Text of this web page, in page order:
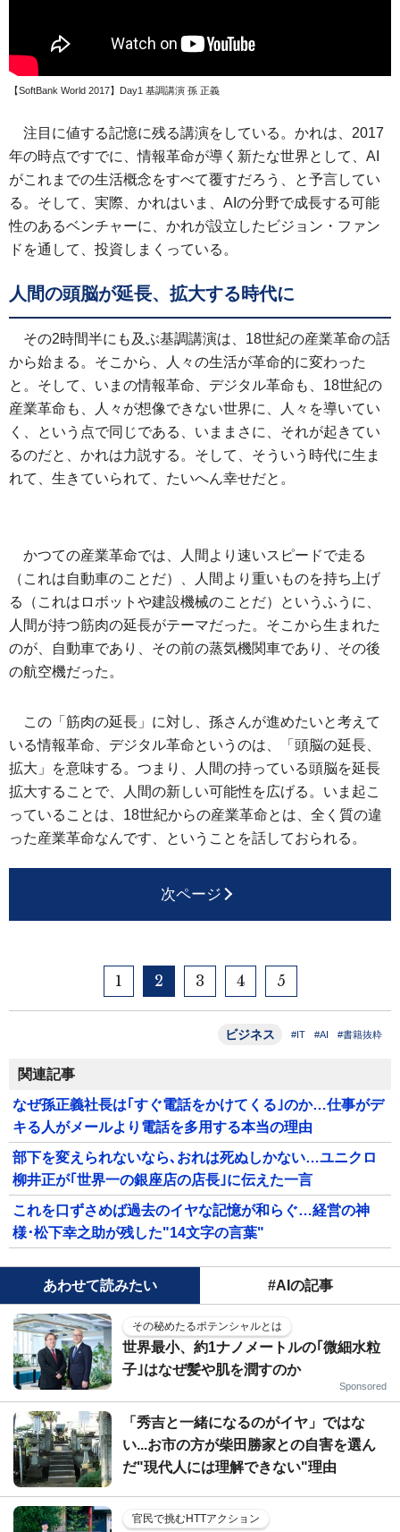
【SoftBank World 2017】Day1 基調講演 孫 正義
注目に値する記憶に残る講演をしている。かれは、2017
年の時点ですでに、情報革命が導く新たな世界として、AI
がこれまでの生活概念をすべて覆すだろう、と予言してい
る。そして、実際、かれはいま、AIの分野で成長する可能
性のあるベンチャーに、かれが設立したビジョン・ファン
ドを通して、投資しまくっている。
人間の頭脳が延長、拡大する時代に
その2時間半にも及ぶ基調講演は、18世紀の産業革命の話
から始まる。そこから、人々の生活が革命的に変わった
と。そして、いまの情報革命、デジタル革命も、18世紀の
産業革命も、人々が想像できない世界に、人々を導いてい
く、という点で同じである、いままさに、それが起きてい
るのだと、かれは力説する。そして、そういう時代に生ま
れて、生きていられて、たいへん幸せだと。
かつての産業革命では、人間より速いスピードで走る
（これは自動車のことだ）、人間より重いものを持ち上げ
る（これはロボットや建設機械のことだ）というふうに、
人間が持つ筋肉の延長がテーマだった。そこから生まれた
のが、自動車であり、その前の蒸気機関車であり、その後
の航空機だった。
この「筋肉の延長」に対し、孫さんが進めたいと考えて
いる情報革命、デジタル革命というのは、「頭脳の延長、
拡大」を意味する。つまり、人間の持っている頭脳を延長
拡大することで、人間の新しい可能性を広げる。いま起こ
っていることは、18世紀からの産業革命とは、全く質の違
った産業革命なんです、ということを話しておられる。
次ページ
1 2 3 4 5
ビジネス #IT #AI #書籍抜粋
関連記事
なぜ孫正義社長は｢すぐ電話をかけてくる｣のか…仕事がデ
キる人がメールより電話を多用する本当の理由
部下を変えられないなら､おれは死ぬしかない…ユニクロ
柳井正が｢世界一の銀座店の店長｣に伝えた一言
これを口ずさめば過去のイヤな記憶が和らぐ…経営の神
様･松下幸之助が残した"14文字の言葉"
あわせて読みたい #AIの記事
その秘めたるポテンシャルとは
世界最小、約1ナノメートルの｢微細水粒
子｣はなぜ髪や肌を潤すのか
Sponsored
「秀吉と一緒になるのがイヤ」ではな
い...お市の方が柴田勝家との自害を選ん
だ"現代人には理解できない"理由
官民で挑むHTTアクション